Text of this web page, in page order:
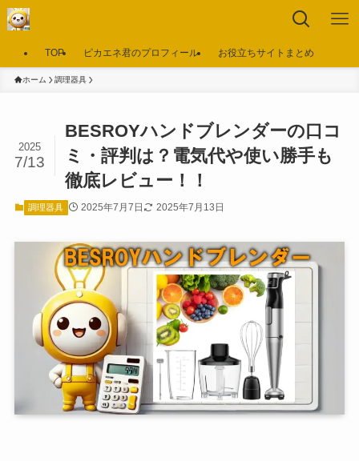
TOP ピカエネ君のプロフィール お役立ちサイトまとめ
ホーム 調理器具
BESROYハンドブレンダーの口コ
ミ・評判は？電気代や使い勝手も
徹底レビュー！！
2025
7/13
調理器具 2025年7月7日 2025年7月13日